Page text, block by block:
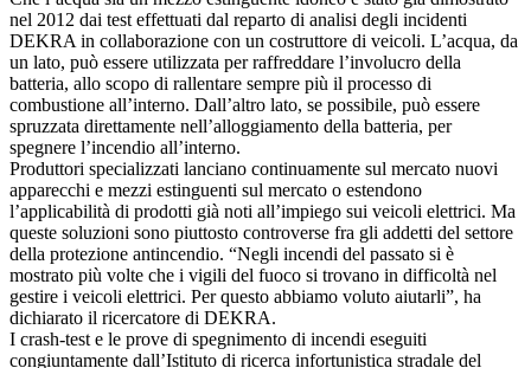
nel 2012 dai test effettuati dal reparto di analisi degli incidenti
DEKRA in collaborazione con un costruttore di veicoli. L’acqua, da
un lato, può essere utilizzata per raffreddare l’involucro della
batteria, allo scopo di rallentare sempre più il processo di
combustione all’interno. Dall’altro lato, se possibile, può essere
spruzzata direttamente nell’alloggiamento della batteria, per
spegnere l’incendio all’interno.
Produttori specializzati lanciano continuamente sul mercato nuovi
apparecchi e mezzi estinguenti sul mercato o estendono
l’applicabilità di prodotti già noti all’impiego sui veicoli elettrici. Ma
queste soluzioni sono piuttosto controverse fra gli addetti del settore
della protezione antincendio. “Negli incendi del passato si è
mostrato più volte che i vigili del fuoco si trovano in difficoltà nel
gestire i veicoli elettrici. Per questo abbiamo voluto aiutarli”, ha
dichiarato il ricercatore di DEKRA.
I crash-test e le prove di spegnimento di incendi eseguiti
congiuntamente dall’Istituto di ricerca infortunistica stradale del